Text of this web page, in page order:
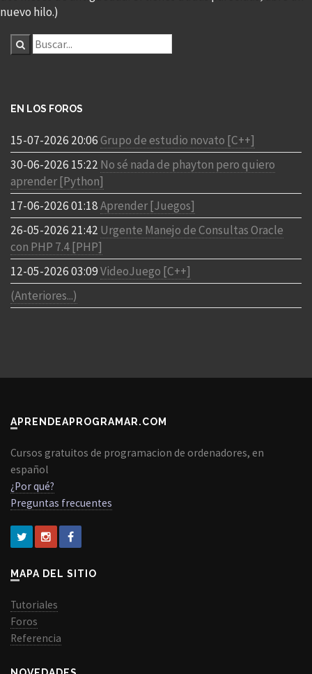
nuevo hilo.)
EN LOS FOROS
15-07-2026 20:06Grupo de estudio novato [C++]
30-06-2026 15:22 No sé nada de phayton pero quiero
aprender [Python]
17-06-2026 01:18Aprender [Juegos]
26-05-2026 21:42 Urgente Manejo de Consultas Oracle
con PHP 7.4 [PHP]
12-05-2026 03:09VideoJuego [C++]
(Anteriores...)
APRENDEAPROGRAMAR.COM
Cursos gratuitos de programacion de ordenadores, en
español
¿Por qué?
Preguntas frecuentes
MAPA DEL SITIO
Tutoriales
Foros
Referencia